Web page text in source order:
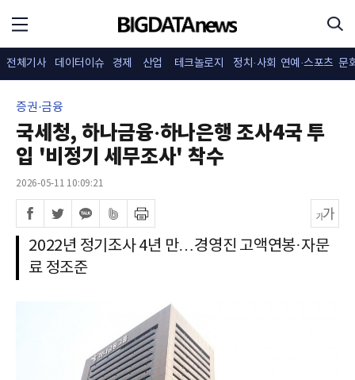
전체기사 데이터이슈 경제 산업 테크놀로지 정치·사회 연예·스포츠 문
증권·금융
국세청, 하나금융·하나은행 조사4국 투
입 '비정기 세무조사' 착수
2026-05-11 10:09:21
2022년 정기조사 4년 만…경영진 고액연봉·자문
료 정조준